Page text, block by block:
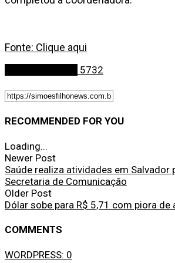
Fonte: Clique aqui
5732
RECOMMENDED FOR YOU
Loading...
Newer Post
Saúde realiza atividades em
Secretaria de Comunicação
Older Post
Dólar sobe para R$ 5,71 com piora
COMMENTS
WORDPRESS: 0